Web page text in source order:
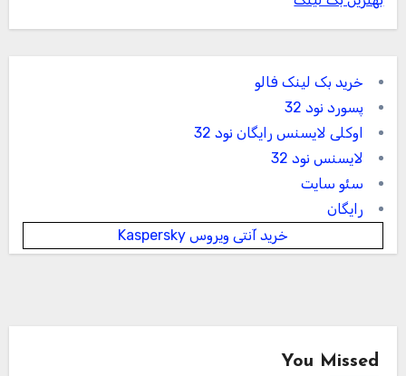
خرید بک لینک فالو
پسورد نود 32
اوکلی لایسنس رایگان نود 32
لایسنس نود 32
سئو سایت
رایگان
خرید آنتی ویروس Kaspersky
You Missed